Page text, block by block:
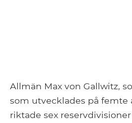
Allmän Max von Gallwitz,
som utvecklades på femte
riktade sex